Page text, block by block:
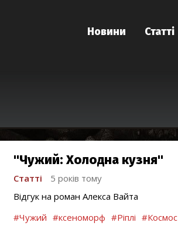
Новини Статті
"Чужий: Холодна кузня"
Статті
5 років тому
Відгук на роман Алекса Вайта
#Чужий #ксеноморф #Ріплі #Космос